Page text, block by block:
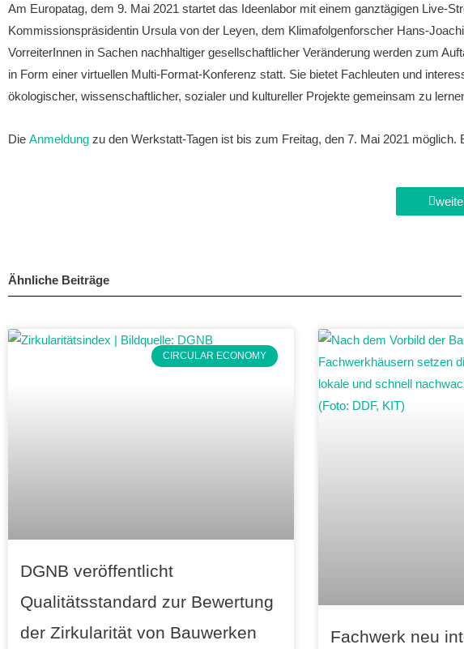
Am Europatag, dem 9. Mai 2021 startet das Ideenlabor mit einem ganztägigen Live-
Kommissionspräsidentin Ursula von der Leyen, dem Klimafolgenforscher Hans-
VorreiterInnen in Sachen nachhaltiger gesellschaftlicher Veränderung werden zum
in Form einer virtuellen Multi-Format-Konferenz statt. Sie bietet Fachleuten und
ökologischer, wissenschaftlicher, sozialer und kultureller Projekte gemeinsam zu
Die Anmeldung zu den Werkstatt-Tagen ist bis zum Freitag, den 7. Mai 2021 möglich.
Ähnliche Beiträge
CIRCULAR ECONOMY
DGNB veröffentlicht
Qualitätsstandard zur Bewertung
der Zirkularität von Bauwerken
Fachwerk neu